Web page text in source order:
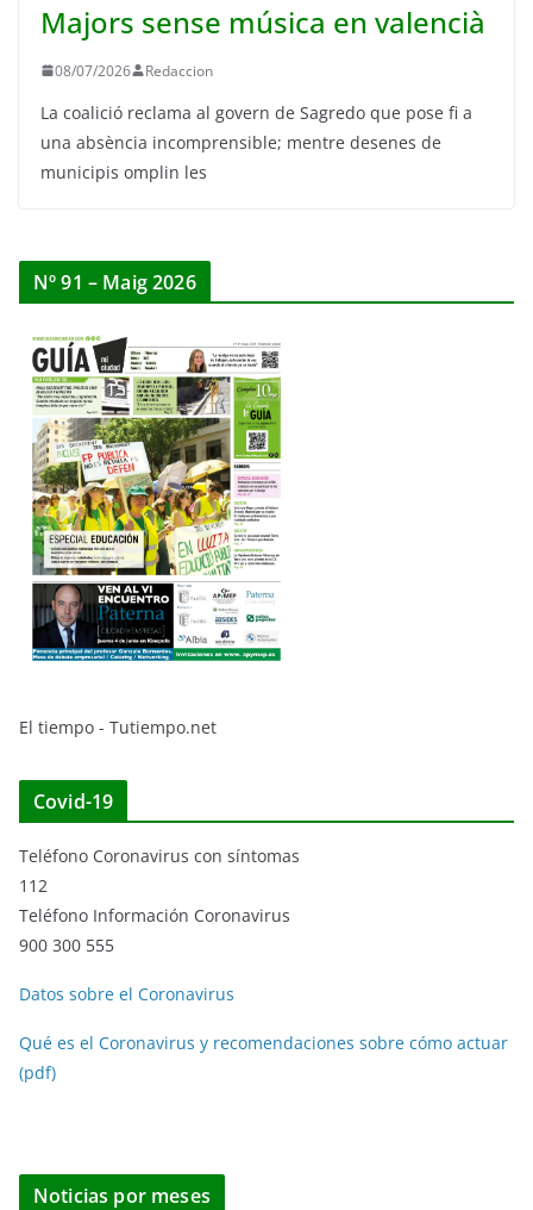
Majors sense música en valencià
08/07/2026 Redaccion
La coalició reclama al govern de Sagredo que pose fi a
una absència incomprensible; mentre desenes de
municipis omplin les
Nº 91 – Maig 2026
El tiempo - Tutiempo.net
Covid-19
Teléfono Coronavirus con síntomas
112
Teléfono Información Coronavirus
900 300 555
Datos sobre el Coronavirus
Qué es el Coronavirus y recomendaciones sobre cómo actuar
(pdf)
Noticias por meses